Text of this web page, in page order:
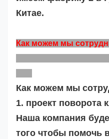
Китае.
Как можем мы
Как можем мы
1. проект поворота
Наша компания
того чтобы помочь